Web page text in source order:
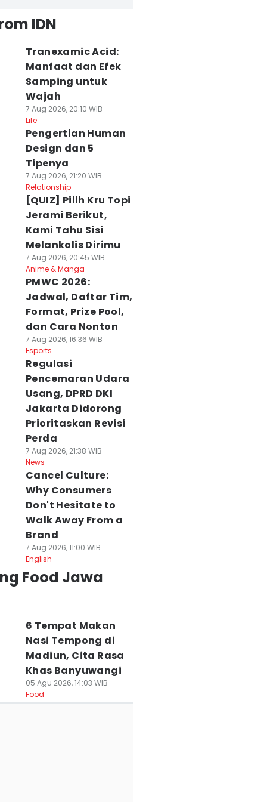
IDN
Tranexamic Acid:
Manfaat dan Efek
Samping untuk
Wajah
7 Aug 2026, 20:10 WIB
Life
Pengertian Human
Design dan 5
Tipenya
7 Aug 2026, 21:20 WIB
Relationship
[QUIZ] Pilih Kru Topi
Jerami Berikut,
Kami Tahu Sisi
Melankolis Dirimu
7 Aug 2026, 20:45 WIB
Anime & Manga
PMWC 2026:
Jadwal, Daftar Tim,
Format, Prize Pool,
dan Cara Nonton
7 Aug 2026, 16:36 WIB
Esports
Regulasi
Pencemaran Udara
Usang, DPRD DKI
Jakarta Didorong
Prioritaskan Revisi
Perda
7 Aug 2026, 21:38 WIB
News
Cancel Culture:
Why Consumers
Don't Hesitate to
Walk Away From a
Brand
7 Aug 2026, 11:00 WIB
English
Food Jawa
6 Tempat Makan
Nasi Tempong di
Madiun, Cita Rasa
Khas Banyuwangi
05 Agu 2026, 14:03 WIB
Food